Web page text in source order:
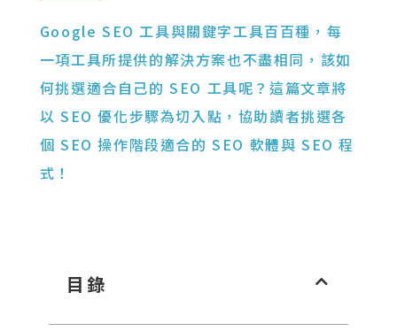
Google SEO 工具與關鍵字工具百百種，每
一項工具所提供的解決方案也不盡相同，該如
何挑選適合自己的 SEO 工具呢？這篇文章將
以 SEO 優化步驟為切入點，協助讀者挑選各
個 SEO 操作階段適合的 SEO 軟體與 SEO 程
式！
目錄